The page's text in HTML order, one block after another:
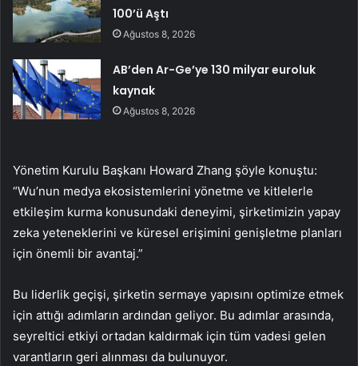
100’ü Aştı
Ağustos 8, 2026
AB’den Ar-Ge’ye 130 milyar euroluk
kaynak
Ağustos 8, 2026
Yönetim Kurulu Başkanı Howard Zhang şöyle konuştu:
“Wu’nun medya ekosistemlerini yönetme ve kitlelerle
etkileşim kurma konusundaki deneyimi, şirketimizin yapay
zeka yeteneklerini ve küresel erişimini genişletme planları
için önemli bir avantaj.”
Bu liderlik geçişi, şirketin sermaye yapısını optimize etmek
için attığı adımların ardından geliyor. Bu adımlar arasında,
seyreltici etkiyi ortadan kaldırmak için tüm vadesi gelen
varantların geri alınması da bulunuyor.